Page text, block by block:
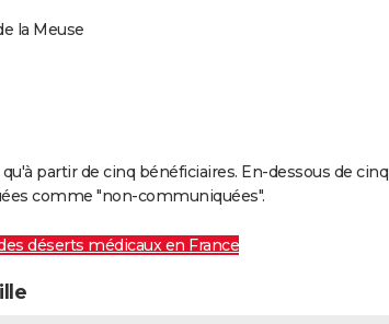
la Meuse
partir de cinq bénéficiaires. En-dessous de cinq
comme "non-communiquées".
déserts médicaux en France